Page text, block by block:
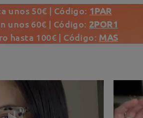
unos 50€ | Código: 1PAR
unos 60€ | Código: 2POR1
hasta 100€ | Código: MAS